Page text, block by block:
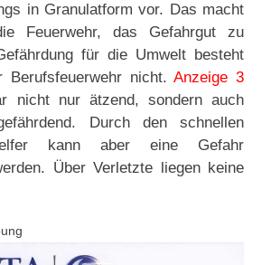
in Granulatform vor. Das macht
Feuerwehr, das Gefahrgut zu
für die Umwelt besteht
Berufsfeuerwehr nicht.Anzeige 3
nicht nur ätzend, sondern auch
Durch den schnellen
kann aber eine Gefahr
Über Verletzte liegen keine